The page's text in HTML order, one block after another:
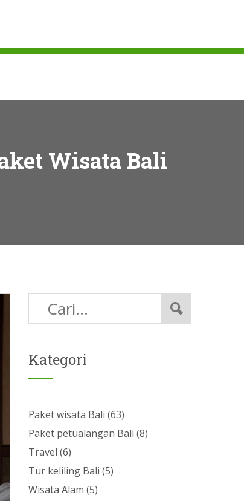
Wisata Bali
Kategori
Paket wisata Bali (63)
Paket petualangan Bali (8)
Travel (6)
Tur keliling Bali (5)
Wisata Alam (5)